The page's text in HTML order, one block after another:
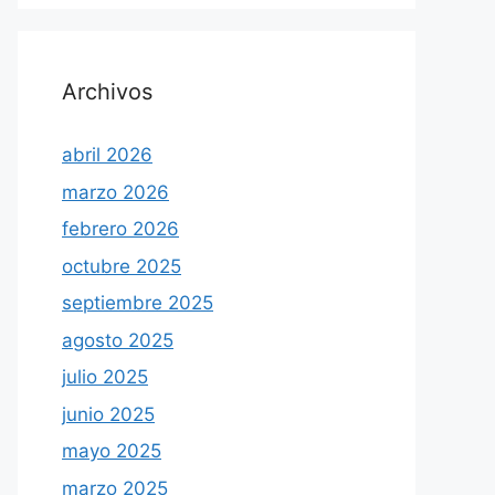
Archivos
abril 2026
marzo 2026
febrero 2026
octubre 2025
septiembre 2025
agosto 2025
julio 2025
junio 2025
mayo 2025
marzo 2025